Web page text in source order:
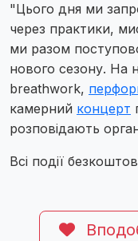
"Цього дня ми
через практики,
ми разом
нового сезону. На
breathwork,
камерний концерт
розповідають
Всі події